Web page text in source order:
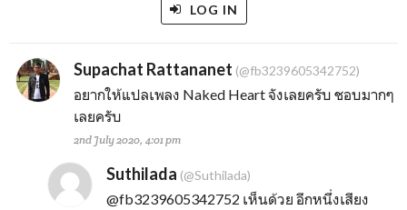
LOG IN
Supachat Rattananet (@fb3239605342752)
อยากให้แปลเพลง Naked Heart จังเลยครับ ชอบมากๆ
เลยครับ
2nd July 2020, 4:01 pm
Suthilada (@Suthilada)
@fb3239605342752 เห็นด้วย อีกหนึ่งเสียง